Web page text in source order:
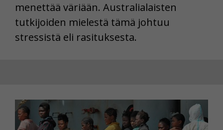
menettää väriään. Australialaisten
tutkijoiden mielestä tämä johtuu
stressistä eli rasituksesta.